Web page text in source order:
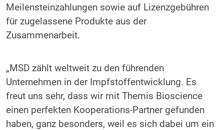
Meilensteinzahlungen sowie auf Lizenzgebühren
für zugelassene Produkte aus der
Zusammenarbeit.
MSD zählt weltweit zu den führenden
Unternehmen in der Impfstoffentwicklung. Es
freut uns sehr, dass wir mit Themis Bioscience
einen perfekten Kooperations-Partner gefunden
haben, ganz besonders, weil es sich dabei um ein